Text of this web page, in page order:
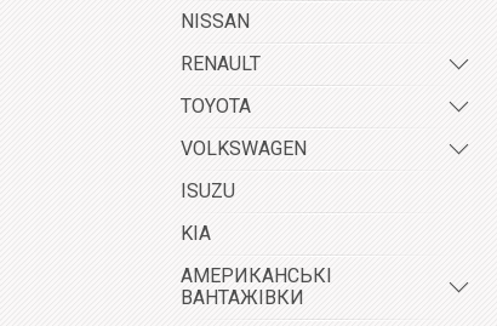
NISSAN
RENAULT
TOYOTA
VOLKSWAGEN
ISUZU
KIA
АМЕРИКАНСЬКІ
ВАНТАЖІВКИ